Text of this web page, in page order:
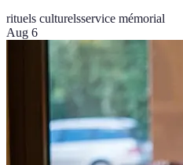
rituels culturelsservice mémorial
Aug 6